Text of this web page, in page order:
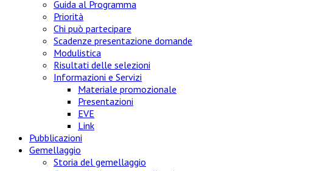
Guida al Programma
Priorità
Chi può partecipare
Scadenze presentazione domande
Modulistica
Risultati delle selezioni
Informazioni e Servizi
Materiale promozionale
Presentazioni
EVE
Link
Pubblicazioni
Gemellaggio
Storia del gemellaggio